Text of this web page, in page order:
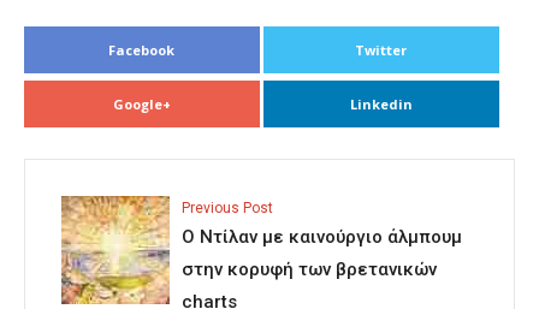
Facebook Twitter
Google+ Linkedin
Previous Post
Ο Ντίλαν με καινούργιο άλμπουμ
στην κορυφή των βρετανικών
charts